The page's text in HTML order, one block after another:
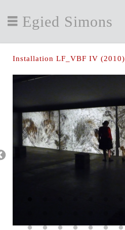
Egied Simons
Installation LF_VBF IV (2010)